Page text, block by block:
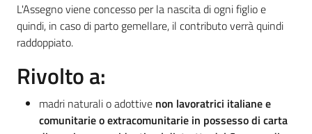
L'Assegno viene concesso per la nascita di ogni figlio e
quindi, in caso di parto gemellare, il contributo verrà quindi
raddoppiato.
Rivolto a:
madri naturali o adottive non lavoratrici italiane e
comunitarie o extracomunitarie in possesso di carta